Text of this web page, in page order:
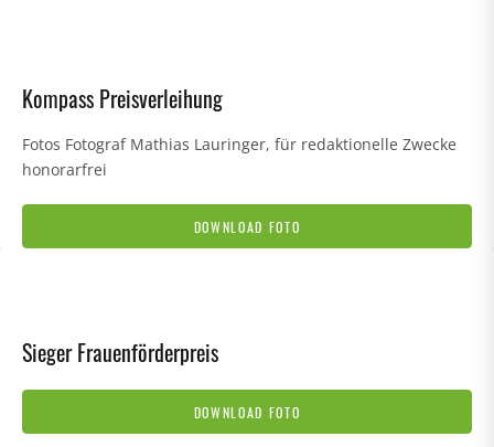
Kompass Preisverleihung
Fotos Fotograf Mathias Lauringer, für redaktionelle Zwecke
honorarfrei
DOWNLOAD FOTO
Sieger Frauenförderpreis
DOWNLOAD FOTO